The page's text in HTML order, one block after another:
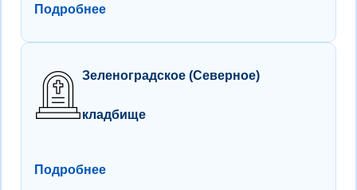
Подробнее
Зеленоградское (Северное)
кладбище
Подробнее